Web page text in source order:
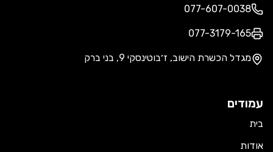
077-607-0038
077-3179-165
מגדל הכשרת הישוב, ז׳בוטינסקי 9, בני ברק
עמודים
בית
אודות